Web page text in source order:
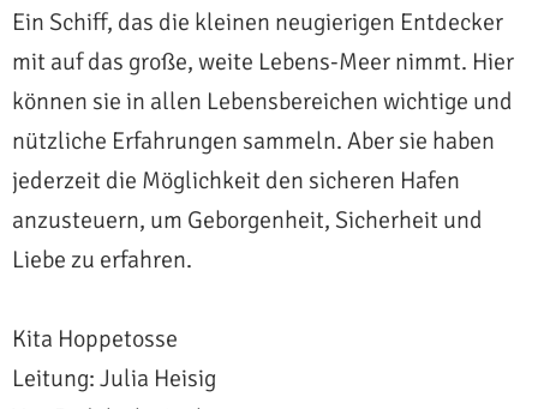
Ein Schiff, das die kleinen neugierigen Entdecker
mit auf das große, weite Lebens-Meer nimmt. Hier
können sie in allen Lebensbereichen wichtige und
nützliche Erfahrungen sammeln. Aber sie haben
jederzeit die Möglichkeit den sicheren Hafen
anzusteuern, um Geborgenheit, Sicherheit und
Liebe zu erfahren.
Kita Hoppetosse
Leitung: Julia Heisig